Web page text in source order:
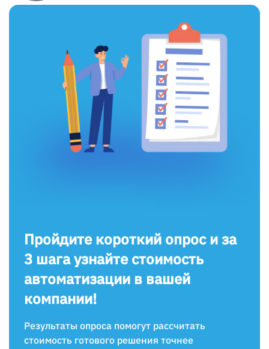
Пройдите короткий опрос и за
3 шага узнайте стоимость
автоматизации в вашей
компании!
Результаты опроса помогут рассчитать
стоимость готового решения точнее